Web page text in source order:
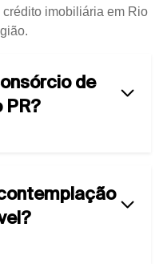
imobiliária em Rio
de
PR?